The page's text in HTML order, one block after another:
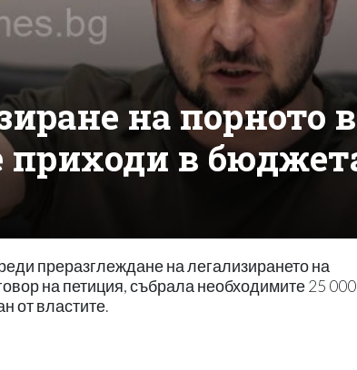
на порното в
приходи в
преразглеждане на легализирането на
на петиция, събрала необходимите 25 000
от властите.